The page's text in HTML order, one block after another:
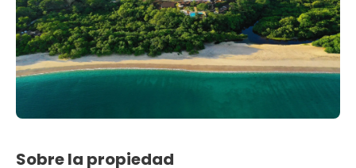
Sobre la propiedad